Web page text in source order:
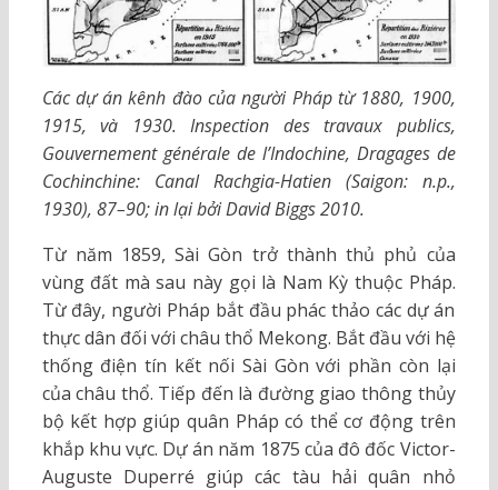
Các dự án kênh đào của người Pháp từ 1880, 1900,
1915, và 1930. Inspection des travaux publics,
Gouvernement générale de l’Indochine, Dragages de
Cochinchine: Canal Rachgia-Hatien (Saigon: n.p.,
1930), 87–90; in lại bởi David Biggs 2010.
Từ năm 1859, Sài Gòn trở thành thủ phủ của
vùng đất mà sau này gọi là Nam Kỳ thuộc Pháp.
Từ đây, người Pháp bắt đầu phác thảo các dự án
thực dân đối với châu thổ Mekong. Bắt đầu với hệ
thống điện tín kết nối Sài Gòn với phần còn lại
của châu thổ. Tiếp đến là đường giao thông thủy
bộ kết hợp giúp quân Pháp có thể cơ động trên
khắp khu vực. Dự án năm 1875 của đô đốc Victor-
Auguste Duperré giúp các tàu hải quân nhỏ